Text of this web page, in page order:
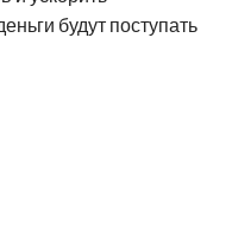
будут поступать